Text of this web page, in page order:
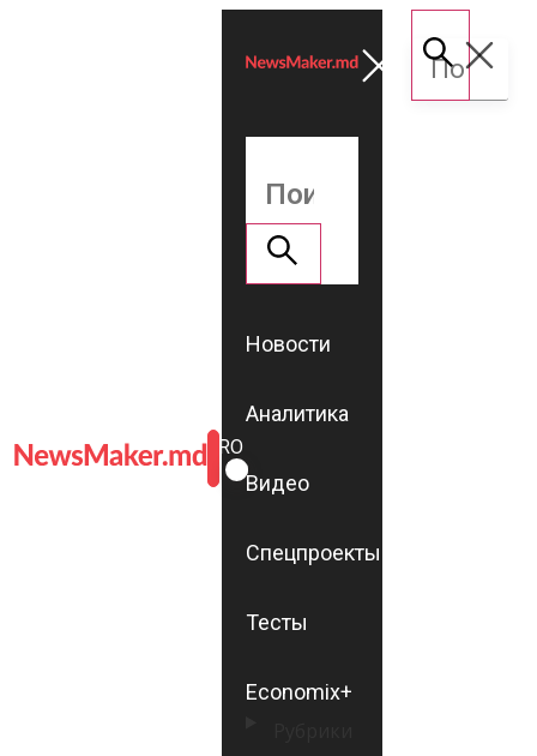
ROMÂNĂ
RU
Новости
Аналитика
Видео
Спецпроекты
Тесты
Economix+